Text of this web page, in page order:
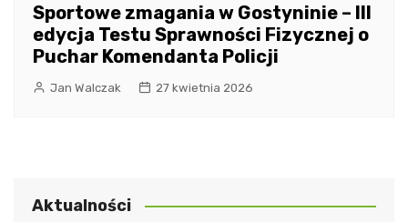
Sportowe zmagania w Gostyninie – III
edycja Testu Sprawności Fizycznej o
Puchar Komendanta Policji
Jan Walczak 27 kwietnia 2026
Aktualności